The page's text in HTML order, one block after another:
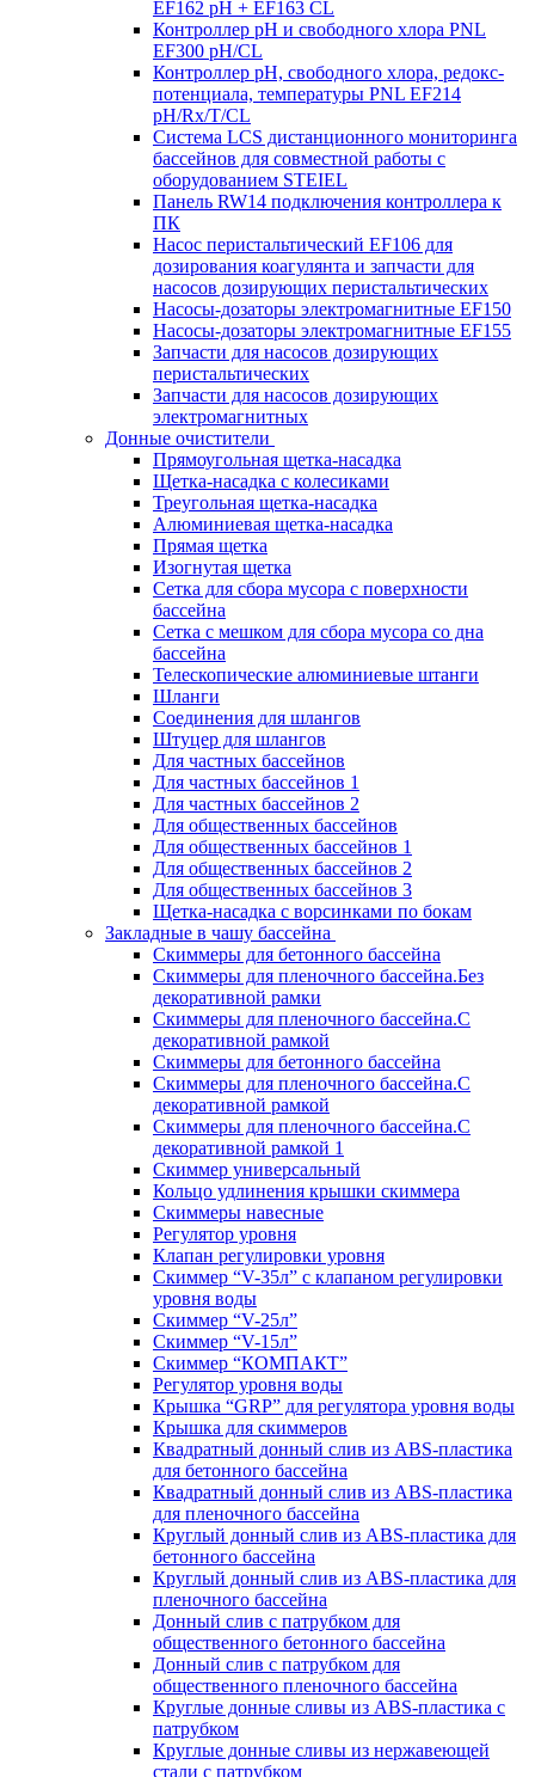
EF162 pH + EF163 CL
Контроллер рН и свободного хлора PNL
EF300 pH/CL
Контроллер рН, свободного хлора, редокс-
потенциала, температуры PNL EF214
pH/Rx/T/CL
Система LCS дистанционного мониторинга
бассейнов для совместной работы с
оборудованием STEIEL
Панель RW14 подключения контроллера к
ПК
Насос перистальтический EF106 для
дозирования коагулянта и запчасти для
насосов дозирующих перистальтических
Насосы-дозаторы электромагнитные EF150
Насосы-дозаторы электромагнитные EF155
Запчасти для насосов дозирующих
перистальтических
Запчасти для насосов дозирующих
электромагнитных
Донные очистители
Прямоугольная щетка-насадка
Щетка-насадка с колесиками
Треугольная щетка-насадка
Алюминиевая щетка-насадка
Прямая щетка
Изогнутая щетка
Сетка для сбора мусора с поверхности
бассейна
Сетка с мешком для сбора мусора со дна
бассейна
Телескопические алюминиевые штанги
Шланги
Соединения для шлангов
Штуцер для шлангов
Для частных бассейнов
Для частных бассейнов 1
Для частных бассейнов 2
Для общественных бассейнов
Для общественных бассейнов 1
Для общественных бассейнов 2
Для общественных бассейнов 3
Щетка-насадка с ворсинками по бокам
Закладные в чашу бассейна
Скиммеры для бетонного бассейна
Скиммеры для пленочного бассейна.Без
декоративной рамки
Скиммеры для пленочного бассейна.С
декоративной рамкой
Скиммеры для бетонного бассейна
Скиммеры для пленочного бассейна.С
декоративной рамкой
Скиммеры для пленочного бассейна.С
декоративной рамкой 1
Скиммер универсальный
Кольцо удлинения крышки скиммера
Скиммеры навесные
Регулятор уровня
Клапан регулировки уровня
Скиммер “V-35л” с клапаном регулировки
уровня воды
Скиммер “V-25л”
Скиммер “V-15л”
Скиммер “КОМПАКТ”
Регулятор уровня воды
Крышка “GRP” для регулятора уровня воды
Крышка для скиммеров
Квадратный донный слив из ABS-пластика
для бетонного бассейна
Квадратный донный слив из ABS-пластика
для пленочного бассейна
Круглый донный слив из ABS-пластика для
бетонного бассейна
Круглый донный слив из ABS-пластика для
пленочного бассейна
Донный слив с патрубком для
общественного бетонного бассейна
Донный слив с патрубком для
общественного пленочного бассейна
Круглые донные сливы из ABS-пластика с
патрубком
Круглые донные сливы из нержавеющей
стали с патрубком